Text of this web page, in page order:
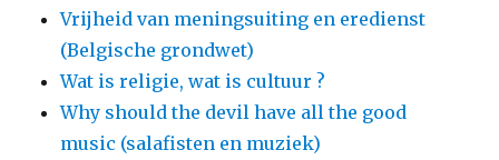
Vrijheid van meningsuiting en eredienst
(Belgische grondwet)
Wat is religie, wat is cultuur ?
Why should the devil have all the good
music (salafisten en muziek)